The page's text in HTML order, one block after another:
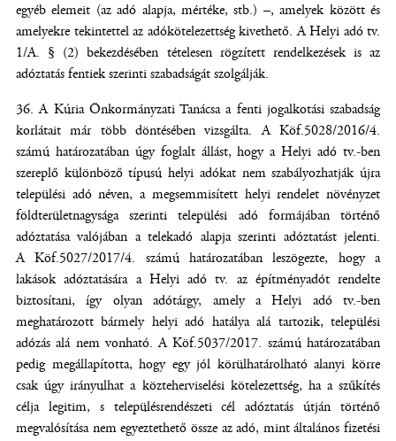
egyéb elemeit (az adó alapja, mértéke, stb.) –, amelyek között és
amelyekre tekintettel az adókötelezettség kivethető. A Helyi adó tv.
1/A. § (2) bekezdésében tételesen rögzített rendelkezések is az
adóztatás fentiek szerinti szabadságát szolgálják.
A Kúria Önkormányzati Tanácsa a fenti jogalkotási szabadság
korlátait már több döntésében vizsgálta. A Köf.5028/2016/4.
számú határozatában úgy foglalt állást, hogy a Helyi adó tv.-ben
szereplő különböző típusú helyi adókat nem szabályozhatják újra
települési adó néven, a megsemmisített helyi rendelet növényzet
földterületnagysága szerinti települési adó formájában történő
adóztatása valójában a telekadó alapja szerinti adóztatást jelenti.
A Köf.5027/2017/4. számú határozatában leszögezte, hogy a
lakások adóztatására a Helyi adó tv. az építményadót rendelte
biztosítani, így olyan adótárgy, amely a Helyi adó tv.-ben
meghatározott bármely helyi adó hatálya alá tartozik, települési
adózás alá nem vonható. A Köf.5037/2017. számú határozatában
pedig megállapította, hogy egy jól körülhatárolható alanyi körre
csak úgy irányulhat a közteherviselési kötelezettség, ha a szűkítés
célja legitim, s településrendészeti cél adóztatás útján történő
megvalósítása nem egyeztethető össze az adó, mint általános fizetési